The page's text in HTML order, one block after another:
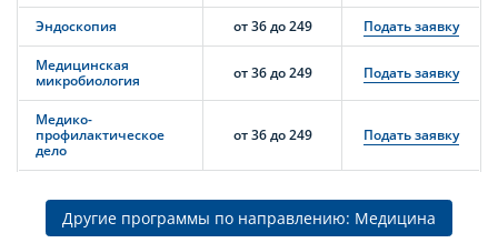
Эндоскопия от 36 до 249 Подать заявку
Медицинская
микробиология
от 36 до 249 Подать заявку
Медико-
профилактическое
дело
от 36 до 249 Подать заявку
Другие программы по направлению: Медицина